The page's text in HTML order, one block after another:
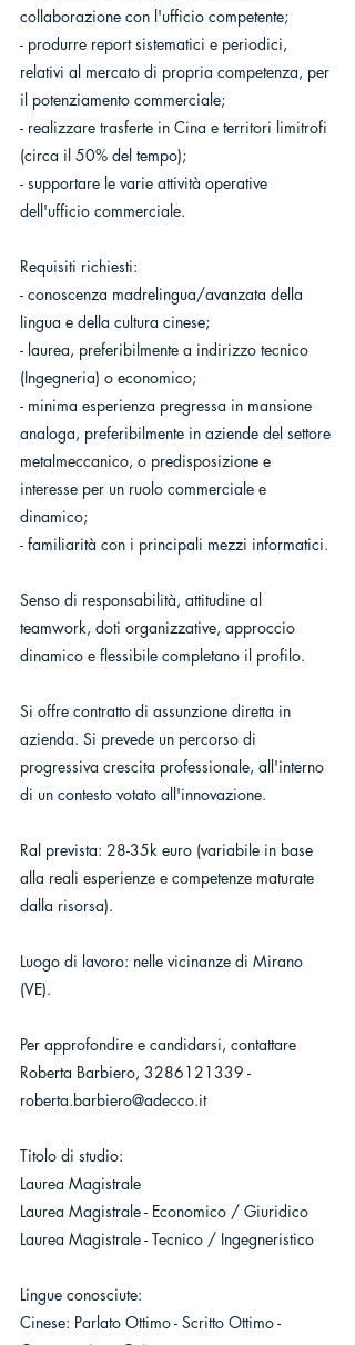
collaborazione con l'ufficio competente;
- produrre report sistematici e periodici,
relativi al mercato di propria competenza, per
il potenziamento commerciale;
- realizzare trasferte in Cina e territori limitrofi
(circa il 50% del tempo);
- supportare le varie attività operative
dell'ufficio commerciale.
Requisiti richiesti:
- conoscenza madrelingua/avanzata della
lingua e della cultura cinese;
- laurea, preferibilmente a indirizzo tecnico
(Ingegneria) o economico;
- minima esperienza pregressa in mansione
analoga, preferibilmente in aziende del settore
metalmeccanico, o predisposizione e
interesse per un ruolo commerciale e
dinamico;
- familiarità con i principali mezzi informatici.
Senso di responsabilità, attitudine al
teamwork, doti organizzative, approccio
dinamico e flessibile completano il profilo.
Si offre contratto di assunzione diretta in
azienda. Si prevede un percorso di
progressiva crescita professionale, all'interno
di un contesto votato all'innovazione.
Ral prevista: 28-35k euro (variabile in base
alla reali esperienze e competenze maturate
dalla risorsa).
Luogo di lavoro: nelle vicinanze di Mirano
(VE).
Per approfondire e candidarsi, contattare
Roberta Barbiero, 3286121339 -
roberta.barbiero@adecco.it
Titolo di studio:
Laurea Magistrale
Laurea Magistrale - Economico / Giuridico
Laurea Magistrale - Tecnico / Ingegneristico
Lingue conosciute:
Cinese: Parlato Ottimo - Scritto Ottimo -